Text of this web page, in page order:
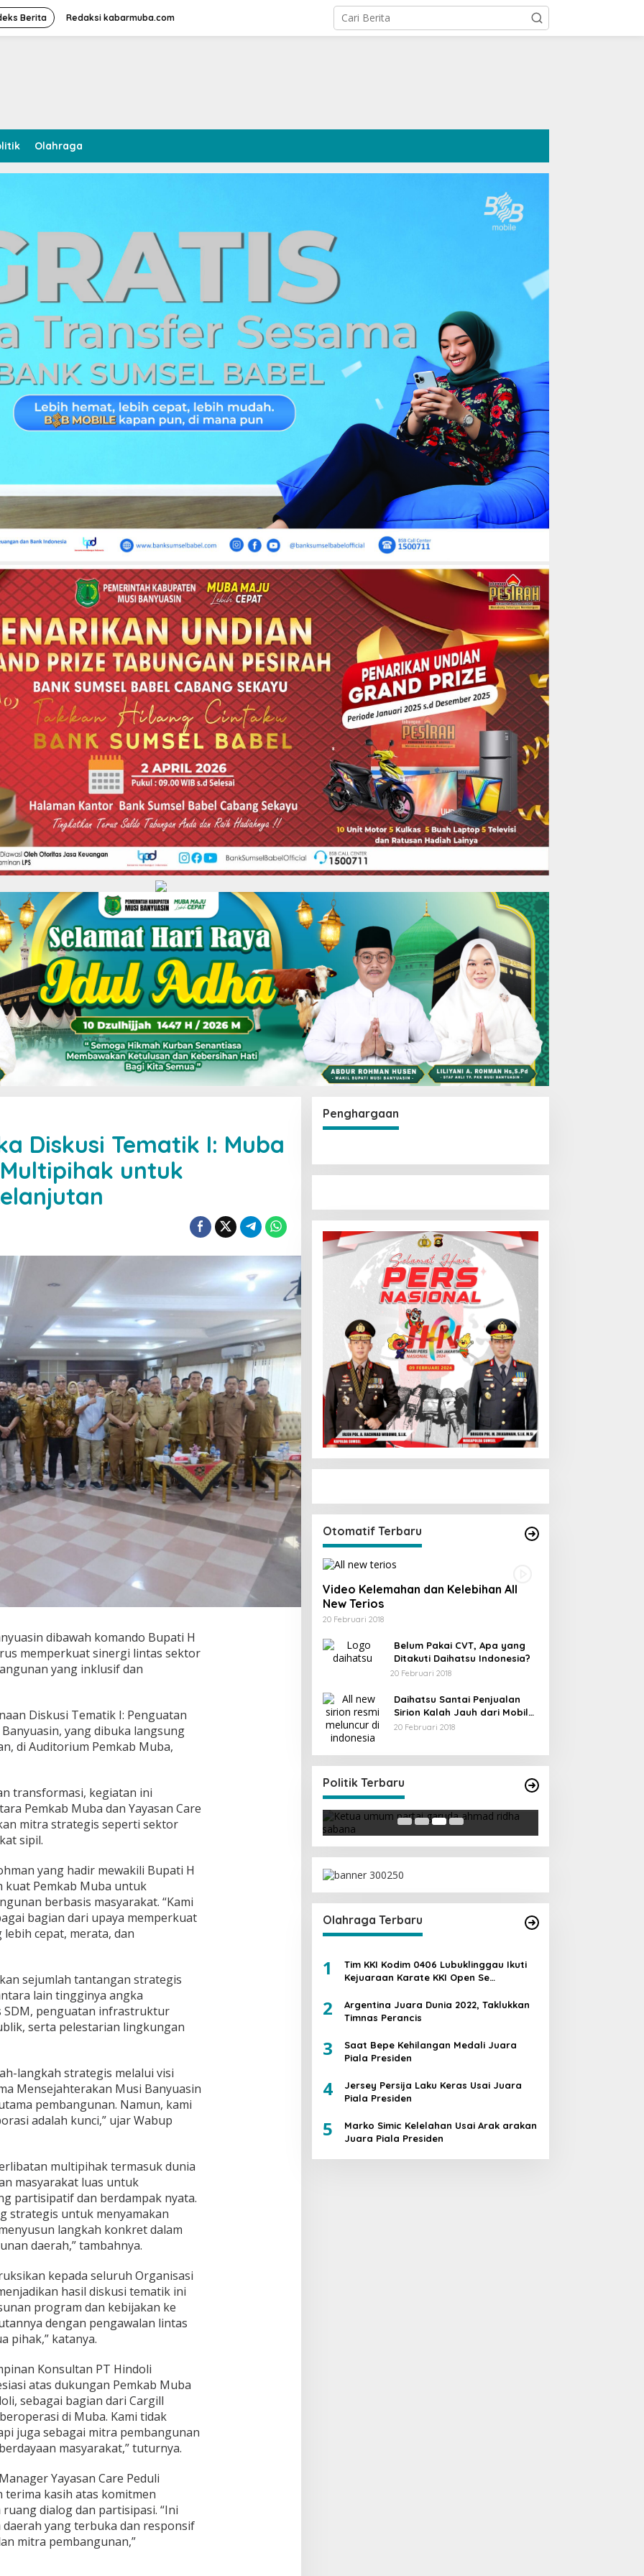
Berita Redaksi kabarmuba.com
Olahraga
Diskusi Tematik I: Muba
untuk
dibawah komando Bupati H
memperkuat sinergi lintas sektor
yang inklusif dan
Diskusi Tematik I: Penguatan
yang dibuka langsung
di Auditorium Pemkab Muba,
transformasi, kegiatan ini
Pemkab Muba dan Yayasan Care
mitra strategis seperti sektor
sipil.
yang hadir mewakili Bupati H
kuat Pemkab Muba untuk
berbasis masyarakat. “Kami
bagian dari upaya memperkuat
cepat, merata, dan
sejumlah tantangan strategis
lain tingginya angka
SDM, penguatan infrastruktur
serta pelestarian lingkungan
langkah strategis melalui visi
Mensejahterakan Musi Banyuasin
pembangunan. Namun, kami
adalah kunci,” ujar Wabup
multipihak termasuk dunia
masyarakat luas untuk
partisipatif dan berdampak nyata.
strategis untuk menyamakan
langkah konkret dalam
daerah,” tambahnya.
kepada seluruh Organisasi
hasil diskusi tematik ini
program dan kebijakan ke
dengan pengawalan lintas
pihak,” katanya.
Konsultan PT Hindoli
atas dukungan Pemkab Muba
sebagai bagian dari Cargill
di Muba. Kami tidak
juga sebagai mitra pembangunan
masyarakat,” tuturnya.
Yayasan Care Peduli
kasih atas komitmen
dialog dan partisipasi. “Ini
yang terbuka dan responsif
mitra pembangunan,”
Penghargaan
Otomatif Terbaru
Video Kelemahan dan Kelebihan All
New Terios
20 Februari 2018
Belum Pakai CVT, Apa yang
Ditakuti Daihatsu Indonesia?
20 Februari 2018
Daihatsu Santai Penjualan
Sirion Kalah Jauh dari Mobil
LCGC
20 Februari 2018
Politik Terbaru
Gelar Uji Publik
Ini Dia Hubungan Partai Garuda
Di Berita, Politik
Ganjar dan Gus Yasin
Di Berita, Politik
Olahraga Terbaru
1
Tim KKI Kodim 0406 Lubuklinggau Ikuti
Kejuaraan Karate KKI Open Se
2
Argentina Juara Dunia 2022, Taklukkan
Timnas Perancis
3
Saat Bepe Kehilangan Medali Juara
Piala Presiden
4
Jersey Persija Laku Keras Usai Juara
Piala Presiden
5
Marko Simic Kelelahan Usai Arak arakan
Juara Piala Presiden